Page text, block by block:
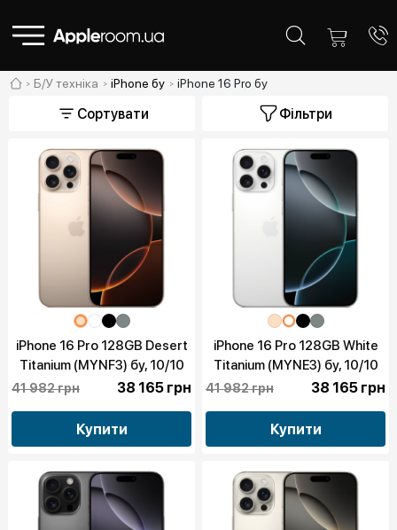
Б/У техніка iPhone бу iPhone 16 Pro бу
Сортувати Фільтри
iPhone 16 Pro 128GB Desert
Titanium (MYNF3) бу, 10/10
41 982 грн 38 165 грн
Купити
iPhone 16 Pro 128GB White
Titanium (MYNE3) бу, 10/10
41 982 грн 38 165 грн
Купити